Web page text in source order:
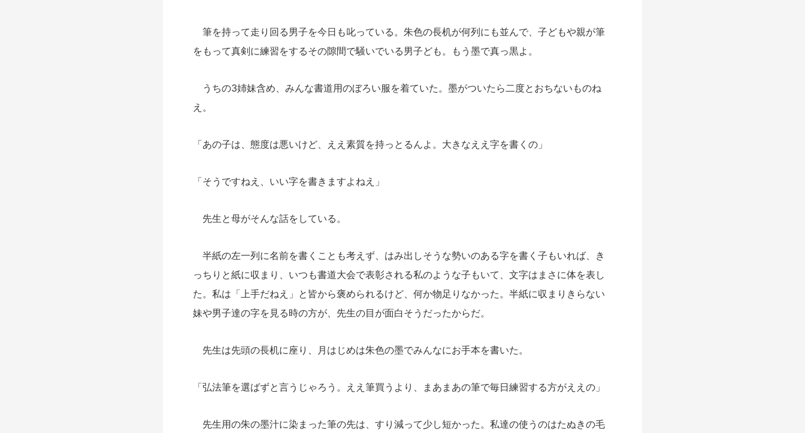
筆を持って走り回る男子を今日も叱っている。朱色の長机が何列にも並んで、子どもや親が筆
をもって真剣に練習をするその隙間で騒いでいる男子ども。もう墨で真っ黒よ。
うちの3姉妹含め、みんな書道用のぼろい服を着ていた。墨がついたら二度とおちないものね
え。
「あの子は、態度は悪いけど、ええ素質を持っとるんよ。大きなええ字を書くの」
「そうですねえ、いい字を書きますよねえ」
先生と母がそんな話をしている。
半紙の左一列に名前を書くことも考えず、はみ出しそうな勢いのある字を書く子もいれば、き
っちりと紙に収まり、いつも書道大会で表彰される私のような子もいて、文字はまさに体を表し
た。私は「上手だねえ」と皆から褒められるけど、何か物足りなかった。半紙に収まりきらない
妹や男子達の字を見る時の方が、先生の目が面白そうだったからだ。
先生は先頭の長机に座り、月はじめは朱色の墨でみんなにお手本を書いた。
「弘法筆を選ばずと言うじゃろう。ええ筆買うより、まあまあの筆で毎日練習する方がええの」
先生用の朱の墨汁に染まった筆の先は、すり減って少し短かった。私達の使うのはたぬきの毛